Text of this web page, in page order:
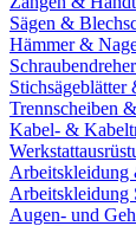
Sägen &
Hämmer &
Stichsägeblätter
Trennscheiben
Kabel- &
Arbeitskleidung
Arbeitskleidung
Augen- und